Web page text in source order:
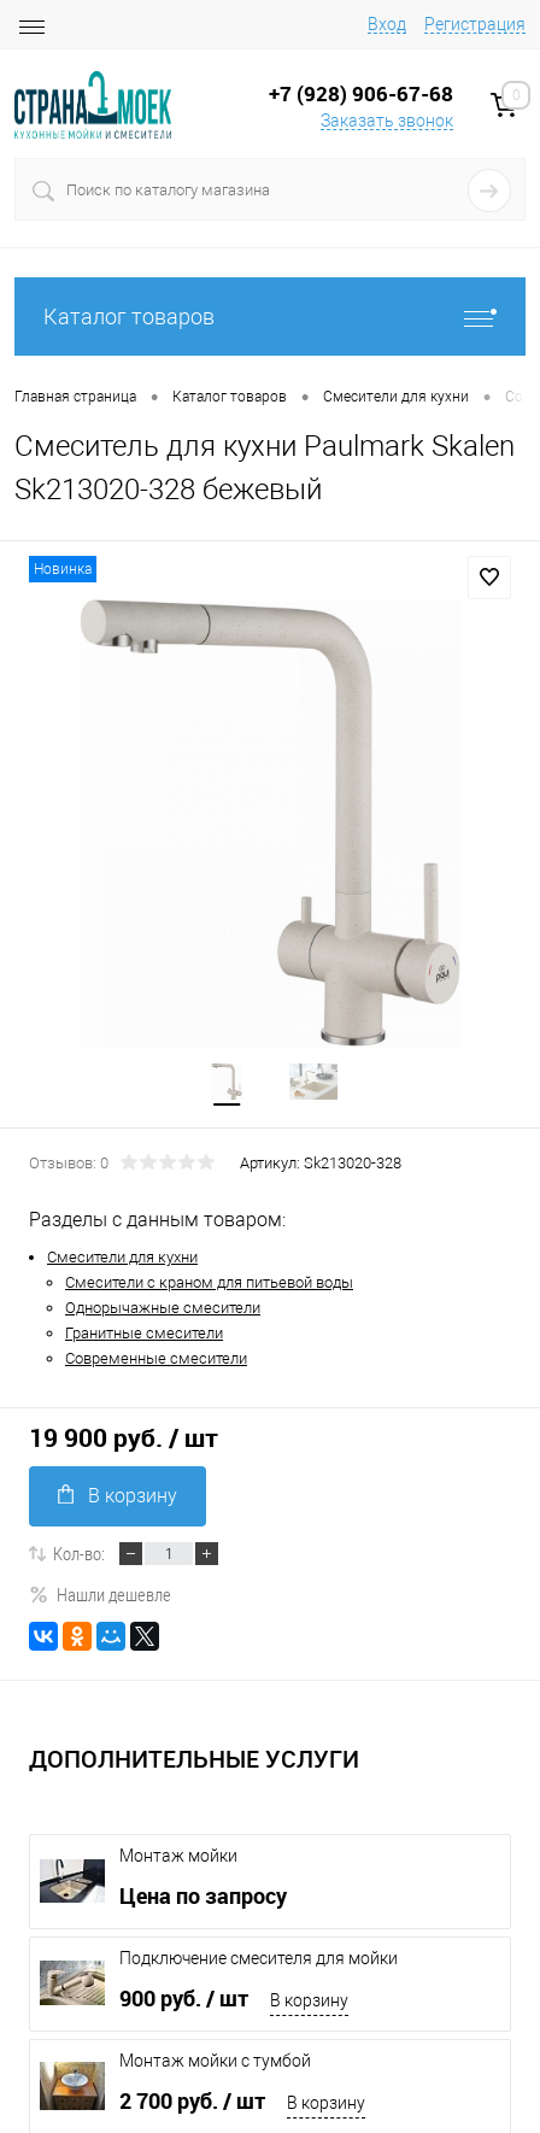
Вход Регистрация
+7 (928) 906-67-68
Заказать звонок
0
Каталог товаров
Главная страница • Каталог товаров • Смесители для кухни •
Смеситель для кухни Paulmark Skalen
Sk213020-328 бежевый
Новинка
Отзывов: 0 Артикул: Sk213020-328
Разделы с данным товаром:
Смесители для кухни
Смесители с краном для питьевой воды
Однорычажные смесители
Гранитные смесители
Современные смесители
19 900 руб. / шт
В корзину
Кол-во:
Нашли дешевле
ДОПОЛНИТЕЛЬНЫЕ УСЛУГИ
Монтаж мойки
Цена по запросу
Подключение смесителя для мойки
900 руб. / шт В корзину
Монтаж мойки с тумбой
2 700 руб. / шт В корзину